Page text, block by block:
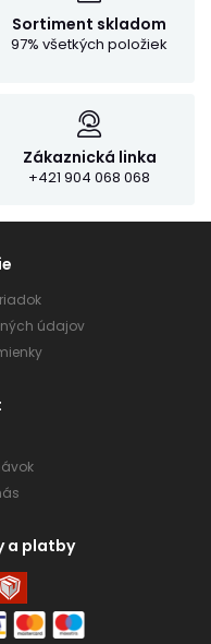
Sortiment skladom
97% všetkých položiek
Zákaznická linka
+421 904 068 068
údajov
a platby